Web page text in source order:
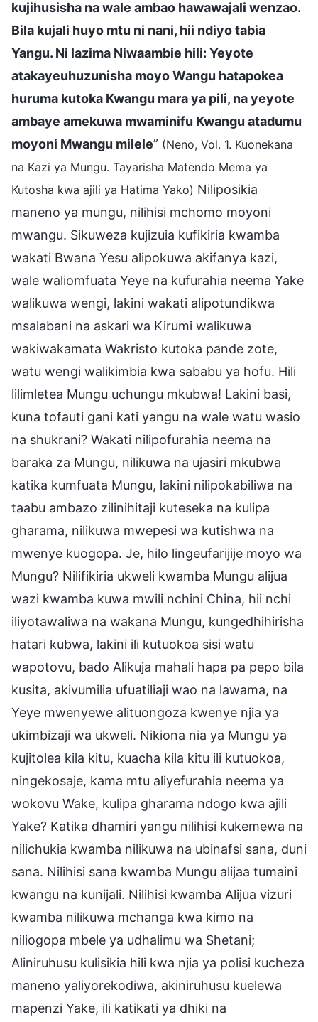
kujihusisha na wale ambao hawawajali wenzao.
Bila kujali huyo mtu ni nani, hii ndiyo tabia
Yangu. Ni lazima Niwaambie hili: Yeyote
atakayeuhuzunisha moyo Wangu hatapokea
huruma kutoka Kwangu mara ya pili, na yeyote
ambaye amekuwa mwaminifu Kwangu atadumu
moyoni Mwangu milele” (Neno, Vol. 1. Kuonekana
na Kazi ya Mungu. Tayarisha Matendo Mema ya
Kutosha kwa ajili ya Hatima Yako) Niliposikia
maneno ya mungu, nilihisi mchomo moyoni
mwangu. Sikuweza kujizuia kufikiria kwamba
wakati Bwana Yesu alipokuwa akifanya kazi,
wale waliomfuata Yeye na kufurahia neema Yake
walikuwa wengi, lakini wakati alipotundikwa
msalabani na askari wa Kirumi walikuwa
wakiwakamata Wakristo kutoka pande zote,
watu wengi walikimbia kwa sababu ya hofu. Hili
lilimletea Mungu uchungu mkubwa! Lakini basi,
kuna tofauti gani kati yangu na wale watu wasio
na shukrani? Wakati nilipofurahia neema na
baraka za Mungu, nilikuwa na ujasiri mkubwa
katika kumfuata Mungu, lakini nilipokabiliwa na
taabu ambazo zilinihitaji kuteseka na kulipa
gharama, nilikuwa mwepesi wa kutishwa na
mwenye kuogopa. Je, hilo lingeufarijije moyo wa
Mungu? Nilifikiria ukweli kwamba Mungu alijua
wazi kwamba kuwa mwili nchini China, hii nchi
iliyotawaliwa na wakana Mungu, kungedhihirisha
hatari kubwa, lakini ili kutuokoa sisi watu
wapotovu, bado Alikuja mahali hapa pa pepo bila
kusita, akivumilia ufuatiliaji wao na lawama, na
Yeye mwenyewe alituongoza kwenye njia ya
ukimbizaji wa ukweli. Nikiona nia ya Mungu ya
kujitolea kila kitu, kuacha kila kitu ili kutuokoa,
ningekosaje, kama mtu aliyefurahia neema ya
wokovu Wake, kulipa gharama ndogo kwa ajili
Yake? Katika dhamiri yangu nilihisi kukemewa na
nilichukia kwamba nilikuwa na ubinafsi sana, duni
sana. Nilihisi sana kwamba Mungu alijaa tumaini
kwangu na kunijali. Nilihisi kwamba Alijua vizuri
kwamba nilikuwa mchanga kwa kimo na
niliogopa mbele ya udhalimu wa Shetani;
Aliniruhusu kulisikia hili kwa njia ya polisi kucheza
maneno yaliyorekodiwa, akiniruhusu kuelewa
mapenzi Yake, ili katikati ya dhiki na